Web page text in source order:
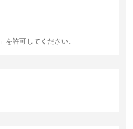
許可してください。